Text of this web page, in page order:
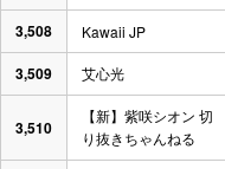
3,508 Kawaii JP
3,509 艾心光
3,510
【新】紫咲シオン 切
り抜きちゃんねる